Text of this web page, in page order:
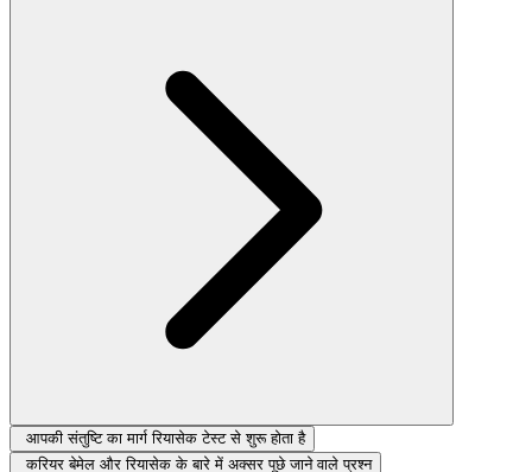
आपकी संतुष्टि का मार्ग रियासेक टेस्ट से शुरू होता है
करियर बेमेल और रियासेक के बारे में अक्सर पूछे जाने वाले प्रश्न